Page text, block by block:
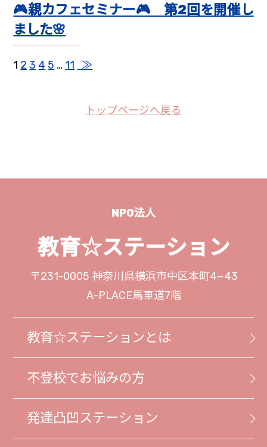
🎮親カフェセミナー🎮 第2回を開催し
ました🌸
1 2 3 4 5 … 11 ≫
トップページへ戻る
NPO法人
教育☆ステーション
〒231-0005 神奈川県横浜市中区本町4−43
A-PLACE馬車道7階
教育☆ステーションとは
不登校でお悩みの方
発達凸凹ステーション